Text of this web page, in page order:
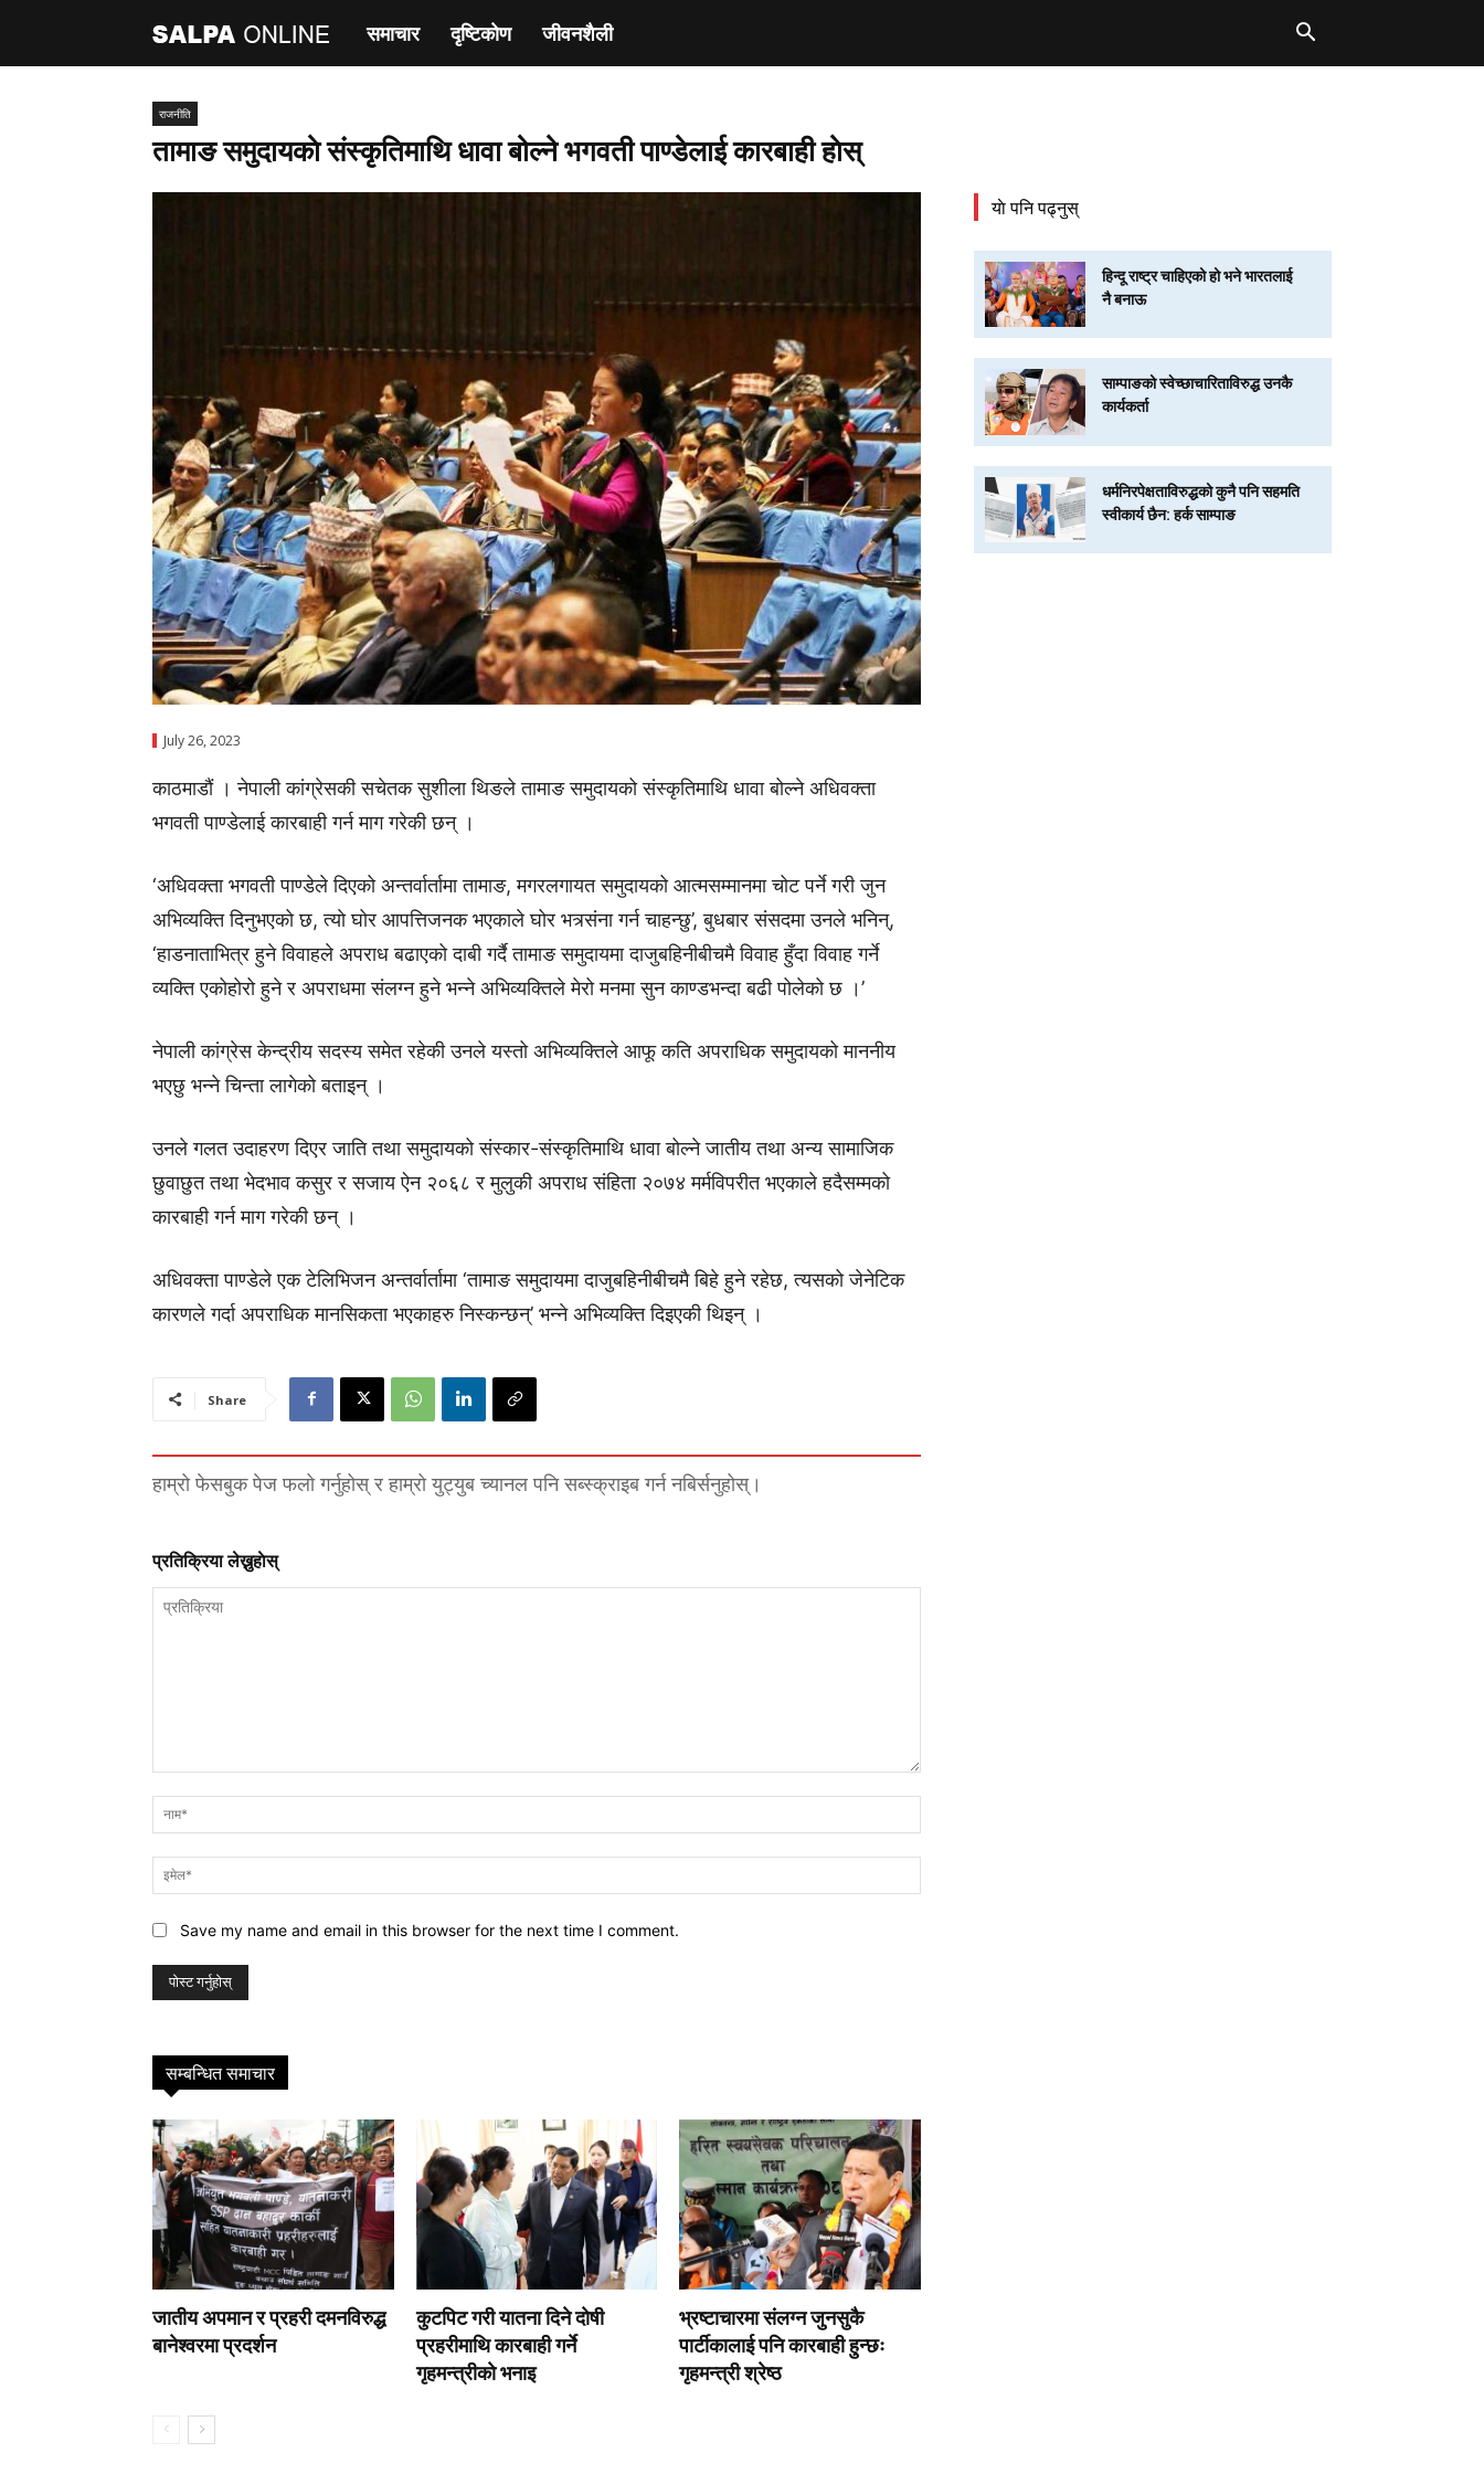
साल्पा
समाचार दृष्टिकाेण जीवनशैली
राजनीति
तामाङ समुदायकाे संस्कृतिमाथि धावा बोल्ने भगवती पाण्डेलाई कारबाही हाेस्
July 26, 2023
काठमाडाैं । नेपाली कांग्रेसकी सचेतक सुशीला थिङले तामाङ समुदायको संस्कृतिमाथि धावा बोल्ने अधिवक्ता
भगवती पाण्डेलाई कारबाही गर्न माग गरेकी छन् ।
‘अधिवक्ता भगवती पाण्डेले दिएको अन्तर्वार्तामा तामाङ, मगरलगायत समुदायको आत्मसम्मानमा चोट पर्ने गरी जुन
अभिव्यक्ति दिनुभएको छ, त्याे घोर आपत्तिजनक भएकाले घोर भत्र्संना गर्न चाहन्छु’, बुधबार संसदमा उनले भनिन्,
‘हाडनाताभित्र हुने विवाहले अपराध बढाएको दाबी गर्दै तामाङ समुदायमा दाजुबहिनीबीचमै विवाह हुँदा विवाह गर्ने
व्यक्ति एकोहोरो हुने र अपराधमा संलग्न हुने भन्ने अभिव्यक्तिले मेरो मनमा सुन काण्डभन्दा बढी पोलेको छ ।’
नेपाली कांग्रेस केन्द्रीय सदस्य समेत रहेकी उनले यस्तो अभिव्यक्तिले आफू कति अपराधिक समुदायको माननीय
भएछु भन्ने चिन्ता लागेको बताइन् ।
उनले गलत उदाहरण दिएर जाति तथा समुदायको संस्कार-संस्कृतिमाथि धावा बोल्ने जातीय तथा अन्य सामाजिक
छुवाछुत तथा भेदभाव कसुर र सजाय ऐन २०६८ र मुलुकी अपराध संहिता २०७४ मर्मविपरीत भएकाले हदैसम्मको
कारबाही गर्न माग गरेकी छन् ।
अधिवक्ता पाण्डेले एक टेलिभिजन अन्तर्वार्तामा ‘तामाङ समुदायमा दाजुबहिनीबीचमै बिहे हुने रहेछ, त्यसको जेनेटिक
कारणले गर्दा अपराधिक मानसिकता भएकाहरु निस्कन्छन्’ भन्ने अभिव्यक्ति दिइएकी थिइन् ।
Share
हाम्रो फेसबुक पेज फलो गर्नुहोस् र हाम्रो युट्युब च्यानल पनि सब्स्क्राइब गर्न नबिर्सनुहोस्।
प्रतिक्रिया लेख्नुहाेस्
Save my name and email in this browser for the next time I comment.
सम्बन्धित समाचार
जातीय अपमान र प्रहरी दमनविरुद्ध
बानेश्वरमा प्रदर्शन
कुटपिट गरी यातना दिने दाेषी
प्रहरीमाथि कारबाही गर्ने
गृहमन्त्रीकाे भनाइ
भ्रष्टाचारमा संलग्न जुनसुकै
पार्टीकालाई पनि कारबाही हुन्छः
गृहमन्त्री श्रेष्ठ
याे पनि पढ्नुस्
हिन्दू राष्ट्र चाहिएको हो भने भारतलाई
नै बनाऊ
साम्पाङको स्वेच्छाचारिताविरुद्ध उनकै
कार्यकर्ता
धर्मनिरपेक्षताविरुद्धको कुनै पनि सहमति
स्वीकार्य छैन: हर्क साम्पाङ